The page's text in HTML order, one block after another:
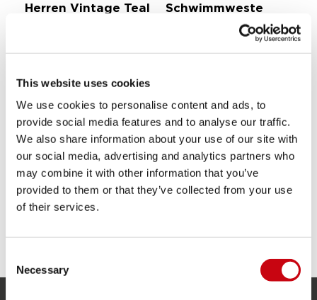
This website uses cookies
We use cookies to personalise content and ads, to
provide social media features and to analyse our traffic.
We also share information about your use of our site with
our social media, advertising and analytics partners who
may combine it with other information that you’ve
provided to them or that they’ve collected from your use
of their services.
Selection
Necessary
Herren Vintage Teal
Schwimmweste
Herren Schwimmweste
Herausnehmbare Ohrpolster
Leichter Helm
Ringleinlage mit doppelter Dichte
Schutz-Ohrpolster
Verstellbarer Kinnriemen
Weiche und bequeme Passform
Download Produkthandbuch